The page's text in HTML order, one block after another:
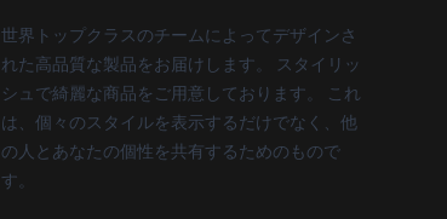
世界トップクラスのチームによってデザインさ
れた高品質な製品をお届けします。 スタイリッ
シュで綺麗な商品をご用意しております。 これ
は、個々のスタイルを表示するだけでなく、他
の人とあなたの個性を共有するためのもので
す。